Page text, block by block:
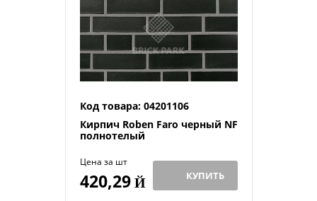
Код товара: 04201106
Кирпич Roben Faro черный NF
полнотелый
Цена за шт
420,29Й КУПИТЬ